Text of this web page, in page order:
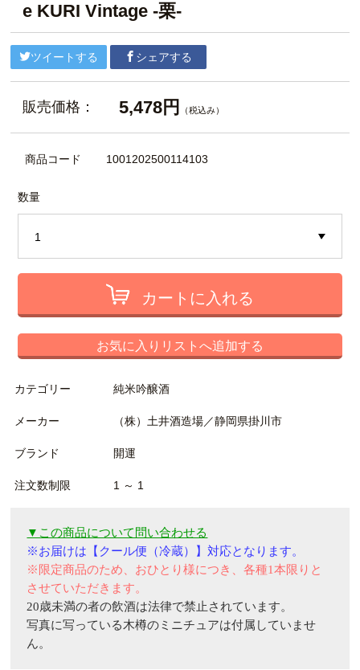
e KURI Vintage -栗-
ツイートする シェアする
販売価格： 5,478円 （税込み）
商品コード 1001202500114103
数量
カートに入れる
お気に入りリストへ追加する
カテゴリー 純米吟醸酒
メーカー （株）土井酒造場／静岡県掛川市
ブランド 開運
注文数制限 1 ～ 1
▼この商品について問い合わせる
※お届けは 【 クール便（冷蔵） 】対応となります。
※限定商品のため、おひとり様につき、各種1本限りと
させていただきます。
20歳未満の者の飲酒は法律で禁止されています。
写真に写っている木樽のミニチュアは付属していませ
ん。